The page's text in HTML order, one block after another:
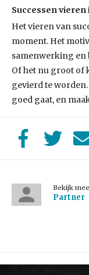
Successen
Het vieren van
moment. Het
samenwerking en
Of het nu groot of
gevierd te
goed gaat, en
Bekijk
Partner